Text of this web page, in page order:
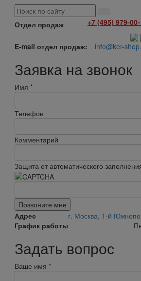
Отдел продаж +7 (495) 979-
E-mail отдел продаж: info@ker-
Заявка на звонок
Имя *
Телефон
Комментарий
Защита от автоматического
Позвоните мне
Адрес
г. Москва, 1-й
График работы
Задать вопрос
Ваше имя *